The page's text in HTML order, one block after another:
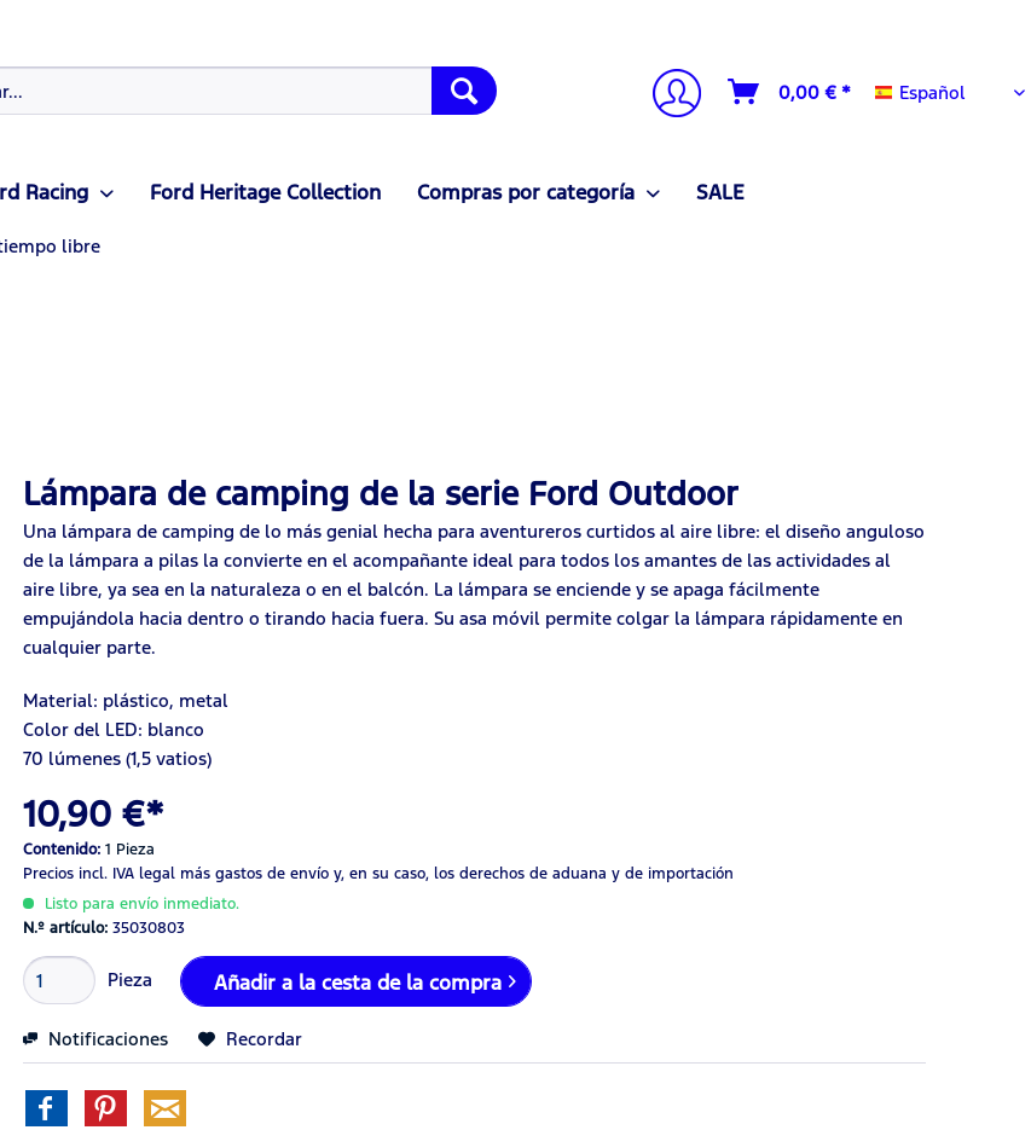
0,00 € * Español
Español
Racing Ford Heritage Collection Compras por categoría SALE
libre
Lámpara de camping de la serie Ford Outdoor
Una lámpara de camping de lo más genial hecha para aventureros curtidos al aire libre: el diseño anguloso
de la lámpara a pilas la convierte en el acompañante ideal para todos los amantes de las actividades al
aire libre, ya sea en la naturaleza o en el balcón. La lámpara se enciende y se apaga fácilmente
empujándola hacia dentro o tirando hacia fuera. Su asa móvil permite colgar la lámpara rápidamente en
cualquier parte.
Material: plástico, metal
Color del LED: blanco
70 lúmenes (1,5 vatios)
10,90 €*
Contenido:1 Pieza
Precios incl. IVA legal más gastos de envío y, en su caso, los derechos de aduana y de importación
Listo para envío inmediato.
N.º artículo:35030803
Pieza Añadir a la cesta de la compra
Notificaciones Recordar